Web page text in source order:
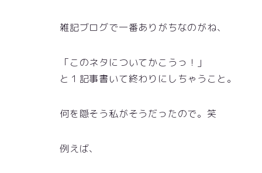
雑記ブログで一番ありがちなのがね、
「このネタについてかこうっ！」
と１記事書いて終わりにしちゃうこと。
何を隠そう私がそうだったので。笑
例えば、